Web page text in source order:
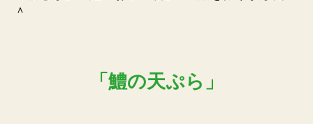
＾
「鱧の天ぷら」